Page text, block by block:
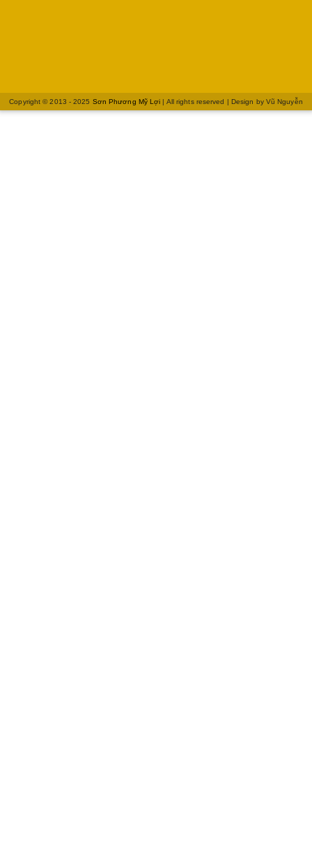
Copyright © 2013 - 2025 Sơn Phương Mỹ Lợi | All rights reserved | Design by Vũ Nguyễn